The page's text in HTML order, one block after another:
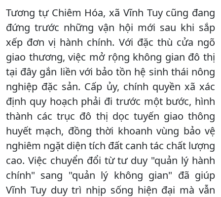
Tương tự Chiêm Hóa, xã Vĩnh Tuy cũng đang
đứng trước những vận hội mới sau khi sắp
xếp đơn vị hành chính. Với đặc thù cửa ngõ
giao thương, việc mở rộng không gian đô thị
tại đây gắn liền với bảo tồn hệ sinh thái nông
nghiệp đặc sản. Cấp ủy, chính quyền xã xác
định quy hoạch phải đi trước một bước, hình
thành các trục đô thị dọc tuyến giao thông
huyết mạch, đồng thời khoanh vùng bảo vệ
nghiêm ngặt diện tích đất canh tác chất lượng
cao. Việc chuyển đổi từ tư duy "quản lý hành
chính" sang "quản lý không gian" đã giúp
Vĩnh Tuy duy trì nhịp sống hiện đại mà vẫn